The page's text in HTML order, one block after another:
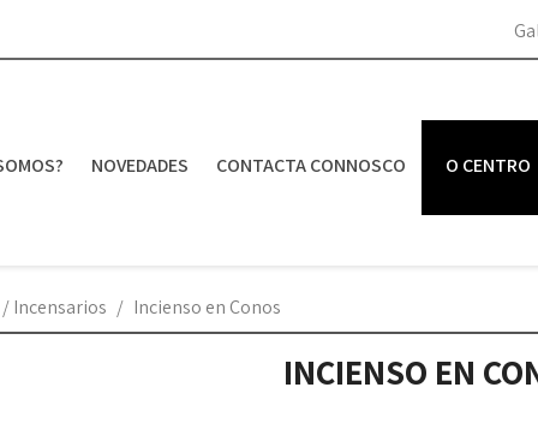
NOVEDADES CONTACTA CONNOSCO O CENTRO
Incensarios Incienso en Conos
INCIENSO EN